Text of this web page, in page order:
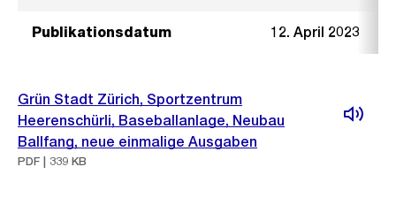
Publikationsdatum 12. April 2023
Grün Stadt Zürich, Sportzentrum
Heerenschürli, Baseballanlage, Neubau
Ballfang, neue einmalige Ausgaben
PDF | 339 KB